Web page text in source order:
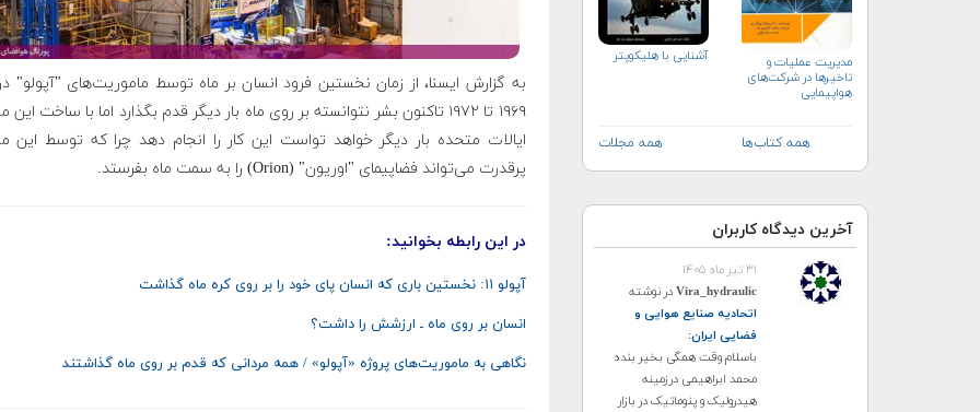
مدیریت عملیات و
تاخیرها در شرکت‌های
هواپیمایی
آشنایی با هلیكوپتر
همه کتاب‌ها همه مجلات
آخرین دیدگاه کاربران
۳۱ تیر ماه ۱۴۰۵
Vira_hydraulicدر نوشته
اتحادیه صنایع هوایی و
فضایی ایران:
باسلام وقت همگی بخیر بنده
محمد ابراهیمی درزمینه
هیدرولیک و پنوماتیک در بازار
به گزارش ایسنا، از زمان نخستین فرود انسان بر ماه توسط ماموریت‌های "آپولو"
۱۹۶۹ تا ۱۹۷۲ تاکنون بشر نتوانسته بر روی ماه بار دیگر قدم بگذارد اما با ساخت
ایالات متحده بار دیگر خواهد تواست این کار را انجام دهد چرا که توسط
پرقدرت می‌تواند فضاپیمای "اوریون" (Orion) را به سمت ماه بفرستد
.
در این رابطه بخوانید:
آپولو ۱۱: نخستین باری که انسان پای خود را بر روی کره ماه گذاشت
انسان بر روی ماه ـ ارزشش را داشت؟
نگاهی به ماموریت‌های پروژه «آپولو» / همه مردانی که قدم بر روی ماه گذاشتند